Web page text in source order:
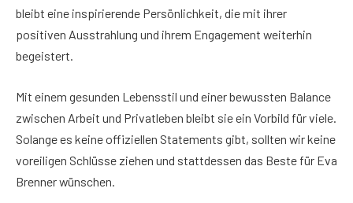
bleibt eine inspirierende Persönlichkeit, die mit ihrer
positiven Ausstrahlung und ihrem Engagement weiterhin
begeistert.
Mit einem gesunden Lebensstil und einer bewussten Balance
zwischen Arbeit und Privatleben bleibt sie ein Vorbild für viele.
Solange es keine offiziellen Statements gibt, sollten wir keine
voreiligen Schlüsse ziehen und stattdessen das Beste für Eva
Brenner wünschen.